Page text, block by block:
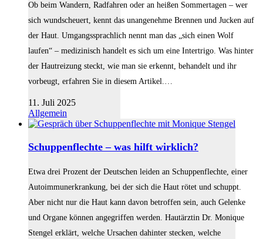
Ob beim Wandern, Radfahren oder an heißen Sommertagen – wer
sich wundscheuert, kennt das unangenehme Brennen und Jucken auf
der Haut. Umgangssprachlich nennt man das „sich einen Wolf
laufen“ – medizinisch handelt es sich um eine Intertrigo. Was hinter
der Hautreizung steckt, wie man sie erkennt, behandelt und ihr
vorbeugt, erfahren Sie in diesem Artikel.…
11. Juli 2025
Allgemein
Schuppenflechte – was hilft wirklich?
Etwa drei Prozent der Deutschen leiden an Schuppenflechte, einer
Autoimmunerkrankung, bei der sich die Haut rötet und schuppt.
Aber nicht nur die Haut kann davon betroffen sein, auch Gelenke
und Organe können angegriffen werden. Hautärztin Dr. Monique
Stengel erklärt, welche Ursachen dahinter stecken, welche